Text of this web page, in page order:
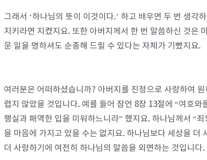
그래서 ‘하나님의 뜻이 이것이다.’ 하고 배우면 두 번 생
지키라면 지켰지요. 또한 아버지께서 한 번 말씀하신 것은
운 일을 명하셔도 순종해 드릴 수 있다는 자체가 기뻤지요.
여러분은 어떠하셨습니까? 아버지를 진정으로 사랑하여
렵지 않았을 것입니다. 예를 들어 잠언 8장 13절에 “여호
행실과 패역한 입을 미워하느니라” 했지요. 하나님께서 “
을 마음에 가지고 있을 수는 없지요. 하나님보다 세상을
더 사랑하기에 여전히 하나님의 말씀을 외면하는 것입니다.